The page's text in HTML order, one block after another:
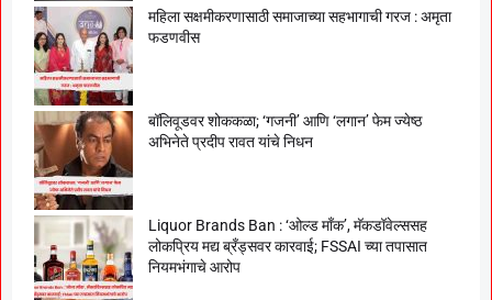
महिला सक्षमीकरणासाठी समाजाच्या सहभागाची गरज : अमृता
फडणवीस
बॉलिवूडवर शोककळा; ‘गजनी’ आणि ‘लगान’ फेम ज्येष्ठ
अभिनेते प्रदीप रावत यांचे निधन
Liquor Brands Ban : ‘ओल्ड मॉंक’, मॅकडॉवेल्ससह
लोकप्रिय मद्य ब्रँड्सवर कारवाई; FSSAI च्या तपासात
नियमभंगाचे आरोप